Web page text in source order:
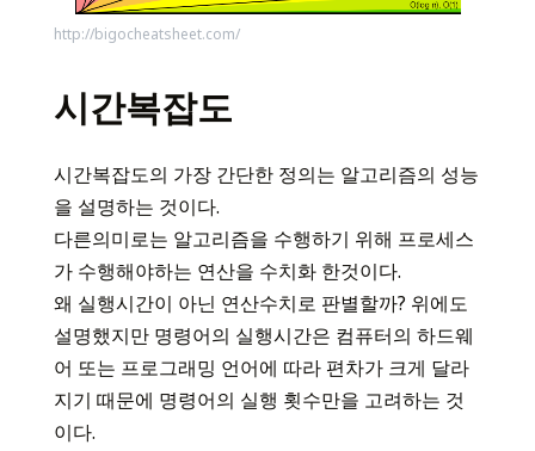
http://bigocheatsheet.com/
시간복잡도
시간복잡도의 가장 간단한 정의는 알고리즘의 성능
을 설명하는 것이다.
다른의미로는 알고리즘을 수행하기 위해 프로세스
가 수행해야하는 연산을 수치화 한것이다.
왜 실행시간이 아닌 연산수치로 판별할까? 위에도
설명했지만 명령어의 실행시간은 컴퓨터의 하드웨
어 또는 프로그래밍 언어에 따라 편차가 크게 달라
지기 때문에 명령어의 실행 횟수만을 고려하는 것
이다.